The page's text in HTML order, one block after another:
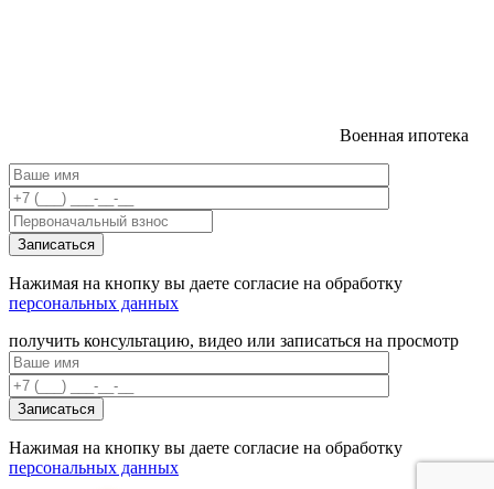
Военная ипотека
Нажимая на кнопку вы даете согласие на обработку
персональных данных
получить консультацию, видео или записаться на просмотр
Нажимая на кнопку вы даете согласие на обработку
персональных данных